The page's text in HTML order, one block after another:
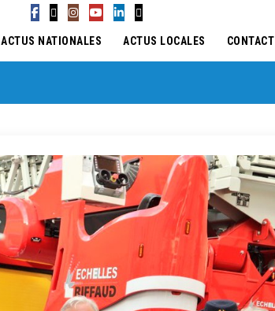
ACTUS NATIONALES ACTUS LOCALES CONTACT